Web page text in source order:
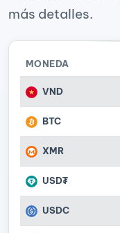
más detalles.
MONEDA
VND
BTC
XMR
USD₮
USDC